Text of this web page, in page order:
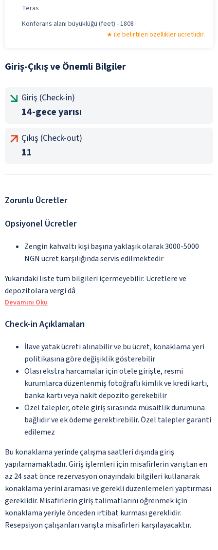
Teras
Konferans alanı büyüklüğü (feet) - 1808
ile belirtilen özellikler ücretlidir.
Giriş-Çıkış ve Önemli Bilgiler
Giriş (Check-in)
14-gece yarısı
Çıkış (Check-out)
11
Zorunlu Ücretler
Opsiyonel Ücretler
Zengin kahvaltı kişi başına yaklaşık olarak 3000-5000
NGN ücret karşılığında servis edilmektedir
Yukarıdaki liste tüm bilgileri içermeyebilir. Ücretlere ve
depozitolara vergi dâ
Devamını Oku
Check-in Açıklamaları
İlave yatak ücreti alınabilir ve bu ücret, konaklama yeri
politikasına göre değişiklik gösterebilir
Olası ekstra harcamalar için otele girişte, resmi
kurumlarca düzenlenmiş fotoğraflı kimlik ve kredi kartı,
banka kartı veya nakit depozito gerekebilir
Özel talepler, otele giriş sırasında müsaitlik durumuna
bağlıdır ve ek ödeme gerektirebilir. Özel talepler garanti
edilemez
Bu konaklama yerinde çalışma saatleri dışında giriş
yapılamamaktadır. Giriş işlemleri için misafirlerin varıştan en
az 24 saat önce rezervasyon onayındaki bilgileri kullanarak
konaklama yerini araması ve gerekli düzenlemeleri yaptırması
gereklidir. Misafirlerin giriş talimatlarını öğrenmek için
konaklama yeriyle önceden irtibat kurması gereklidir.
Resepsiyon çalışanları varışta misafirleri karşılayacaktır.